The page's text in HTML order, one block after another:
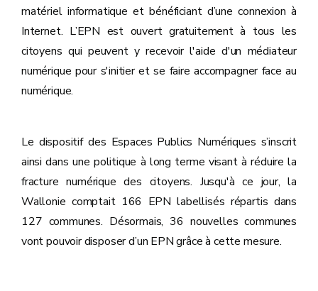
matériel informatique et bénéficiant d’une connexion à
Internet. L’EPN est ouvert gratuitement à tous les
citoyens qui peuvent y recevoir l'aide d'un médiateur
numérique pour s'initier et se faire accompagner face au
numérique.
Le dispositif des Espaces Publics Numériques s’inscrit
ainsi dans une politique à long terme visant à réduire la
fracture numérique des citoyens. Jusqu'à ce jour, la
Wallonie comptait 166 EPN labellisés répartis dans
127 communes. Désormais, 36 nouvelles communes
vont pouvoir disposer d’un EPN grâce à cette mesure.